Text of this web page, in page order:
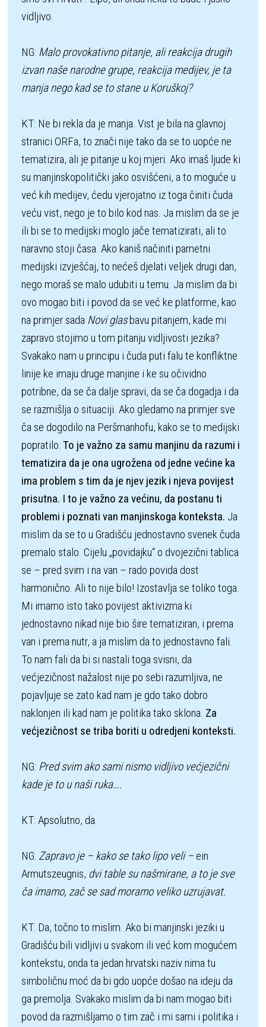
vidljivo.
NG: Malo provokativno pitanje, ali reakcija drugih
izvan naše narodne grupe, reakcija medijev, je ta
manja nego kad se to stane u Koruškoj?
KT: Ne bi rekla da je manja. Vist je bila na glavnoj
stranici ORFa, to znači nije tako da se to uopće ne
tematizira, ali je pitanje u koj mjeri. Ako imaš ljude ki
su manjinskopolitički jako osvišćeni, a to moguće u
već kih medijev, ćedu vjerojatno iz toga činiti čuda
veću vist, nego je to bilo kod nas. Ja mislim da se je
ili bi se to medijski moglo jače tematizirati, ali to
naravno stoji časa. Ako kaniš načiniti pametni
medijski izvješćaj, to nećeš djelati veljek drugi dan,
nego moraš se malo udubiti u temu. Ja mislim da bi
ovo mogao biti i povod da se već ke platforme, kao
na primjer sada Novi glas bavu pitanjem, kade mi
zapravo stojimo u tom pitanju vidljivosti jezika?
Svakako nam u principu i čuda puti falu te konfliktne
linije ke imaju druge manjine i ke su očividno
potribne, da se ča dalje spravi, da se ča dogadja i da
se razmišlja o situaciji. Ako gledamo na primjer sve
ča se dogodilo na Peršmanhofu, kako se to medijski
popratilo: To je važno za samu manjinu da razumi i
tematizira da je ona ugrožena od jedne većine ka
ima problem s tim da je njev jezik i njeva povijest
prisutna. I to je važno za većinu, da postanu ti
problemi i poznati van manjinskoga konteksta. Ja
mislim da se to u Gradišću jednostavno svenek čuda
premalo stalo. Cijelu „povidajku“ o dvojezični tablica
se – pred svim i na van – rado povida dost
harmonično. Ali to nije bilo! Izostavlja se toliko toga.
Mi imamo isto tako povijest aktivizma ki
jednostavno nikad nije bio šire tematiziran, i prema
van i prema nutr, a ja mislim da to jednostavno fali.
To nam fali da bi si nastali toga svisni, da
većjezičnost nažalost nije po sebi razumljiva, ne
pojavljuje se zato kad nam je gdo tako dobro
naklonjen ili kad nam je politika tako sklona. Za
većjezičnost se triba boriti u odredjeni konteksti.
NG: Pred svim ako sami nismo vidljivo većjezični
kade je to u naši ruka….
KT: Apsolutno, da.
NG: Zapravo je – kako se tako lipo veli – ein
Armutszeugnis, dvi table su našmirane, a to je sve
ča imamo, zač se sad moramo veliko uzrujavat.
KT: Da, točno to mislim. Ako bi manjinski jeziki u
Gradišću bili vidljivi u svakom ili već kom mogućem
kontekstu, onda ta jedan hrvatski naziv nima tu
simboličnu moć da bi gdo uopće došao na ideju da
ga premolja. Svakako mislim da bi nam mogao biti
povod da razmišljamo o tim zač i mi sami i politika i